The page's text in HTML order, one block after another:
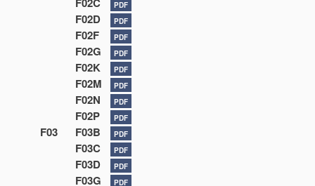
PDF
F02D PDF
F02F PDF
F02G PDF
F02K PDF
F02M PDF
F02N PDF
F02P PDF
F03 F03B PDF
F03C PDF
F03D PDF
F03G PDF